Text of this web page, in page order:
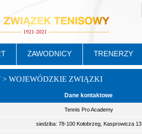
ZAWODNICY TRENERZY
> WOJEWÓDZKIE ZWIĄZKI
Dane kontaktowe
Tennis Pro Academy
siedziba: 78-100 Kołobrzeg, Kasprowicza 13